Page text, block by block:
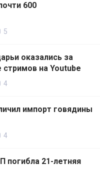
600
5
оказались за
на Youtube
4
импорт говядины
4
погибла 21-летняя